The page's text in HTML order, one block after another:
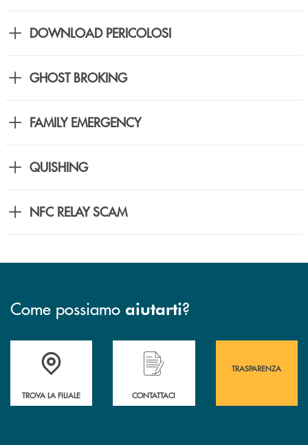
DOWNLOAD PERICOLOSI
GHOST BROKING
FAMILY EMERGENCY
QUISHING
NFC RELAY SCAM
Come possiamo aiutarti?
Accedi all' elenco completo&nbsp; delle&nbsp; filiali&nbsp; di Banca
TROVA LA FILIALE
Hai bisogno di assistenza immediata?
CONTATTACI
TRASPARENZA